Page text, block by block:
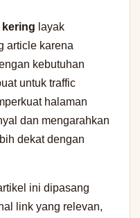
kering layak
article karena
kebutuhan
untuk traffic
halaman
dan mengarahkan
dekat dengan
ini dipasang
link yang relevan,